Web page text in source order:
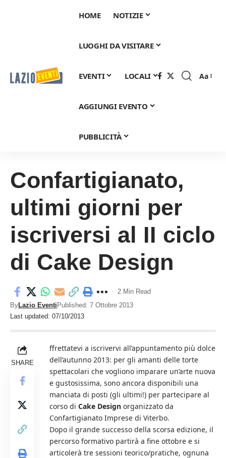
HOME NOTIZIE
LUOGHI DA VISITARE
EVENTI LOCALI
AGGIUNGI EVENTO
PUBBLICITÀ
Font
Aa
Confartigianato,
ultimi giorni per
iscriversi al II ciclo
di Cake Design
Last updated: 07/10/2013
ByLazio Eventi Published: 7 Ottobre 2013
2 Min Read
SHARE
ffrettatevi a iscrivervi all’appuntamento più dolce
dell’autunno 2013: per gli amanti delle torte
spettacolari che vogliono imparare un’arte nuova
e gustosissima, sono ancora disponibili una
manciata di posti (gli ultimi!) per partecipare al
corso di Cake Design organizzato da
Confartigianato Imprese di Viterbo.
Dopo il grande successo della scorsa edizione, il
percorso formativo partirà a fine ottobre e si
articolerà tre sessioni teorico/pratiche, ognuna